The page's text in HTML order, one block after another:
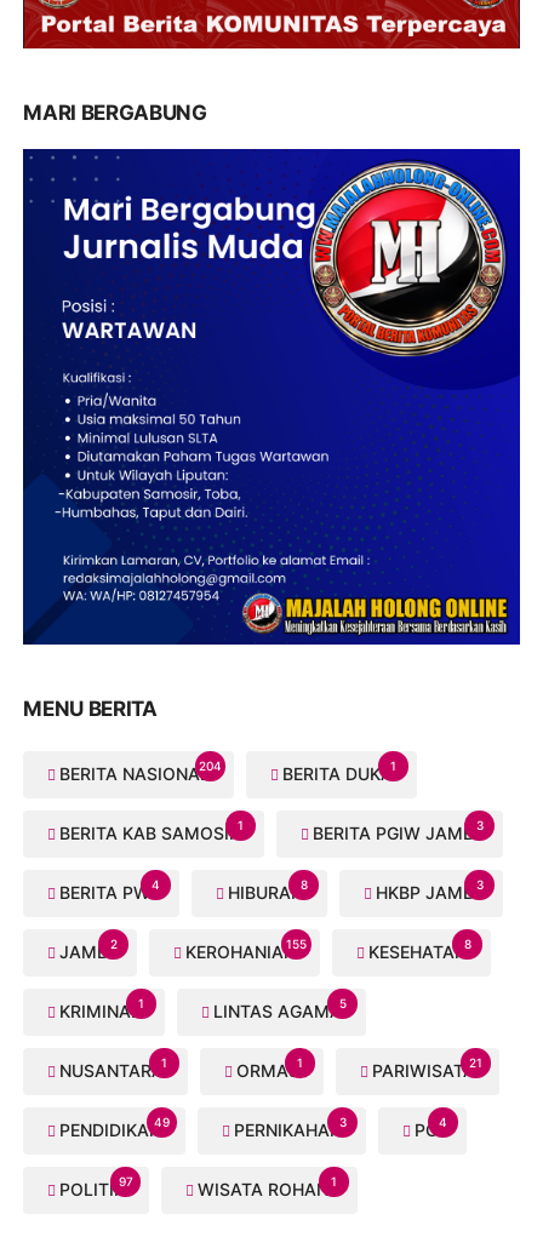
MARI BERGABUNG
MENU BERITA
BERITA NASIONAL204 BERITA DUKA1
BERITA KAB SAMOSIR1 BERITA PGIW JAMBI3
BERITA PWI4 HIBURAN8 HKBP JAMBI3
JAMBI2 KEROHANIAN155 KESEHATAN8
KRIMINAL1 LINTAS AGAMA5
NUSANTARA1 ORMAS1 PARIWISATA21
PENDIDIKAN49 PERNIKAHAN3 PGI4
POLITIK97 WISATA ROHANI1